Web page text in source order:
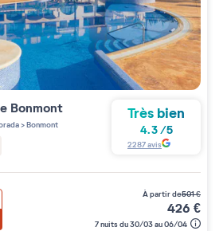
Bonmont
>Bonmont
Très bien
4.3/5
2287avis
à partir de501€
426 €
7 nuits du 30/03 au 06/04